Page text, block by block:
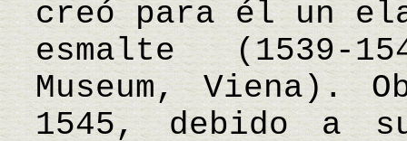
creó para él un
esmalte (1539-
Museum, Viena).
1545, debido a